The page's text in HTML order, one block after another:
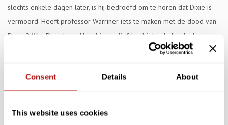
Consent Details About
This website uses cookies
slechts enkele dagen later, is hij bedroefd om te horen dat Dixie is
vermoord. Heeft professor Warriner iets te maken met de dood van
Dixies? Was Dixie betrokken bij een liefdesdriehoek die slecht was
geworden? Was het een crime passionnel of is er een ander, meer
Specificaties
Reviews